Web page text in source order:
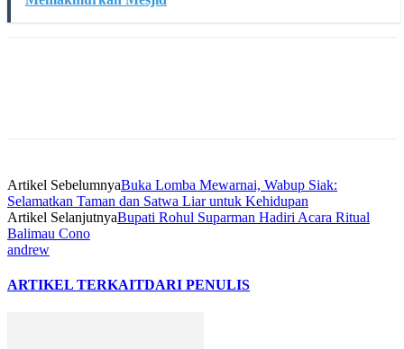
Artikel SebelumnyaBuka Lomba Mewarnai, Wabup Siak:
Selamatkan Taman dan Satwa Liar untuk Kehidupan
Artikel SelanjutnyaBupati Rohul Suparman Hadiri Acara Ritual
Balimau Cono
andrew
ARTIKEL TERKAITDARI PENULIS